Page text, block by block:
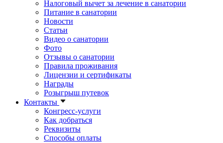
Налоговый вычет за лечение в санатории
Питание в санатории
Новости
Статьи
Видео о санатории
Фото
Отзывы о санатории
Правила проживания
Лицензии и сертификаты
Награды
Розыгрыш путевок
Контакты
Конгресс-услуги
Как добраться
Реквизиты
Способы оплаты